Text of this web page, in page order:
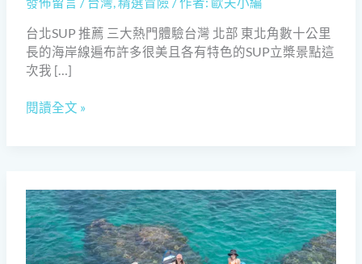
台北SUP 推薦 三大熱門體驗台灣 北部 東北角數十公里
長的海岸線遍布許多很美且各有特色的SUP立槳景點這
次我 […]
隆
立
槳
體
特
寇
斯
閱讀全文 »
全
台
SUP
立